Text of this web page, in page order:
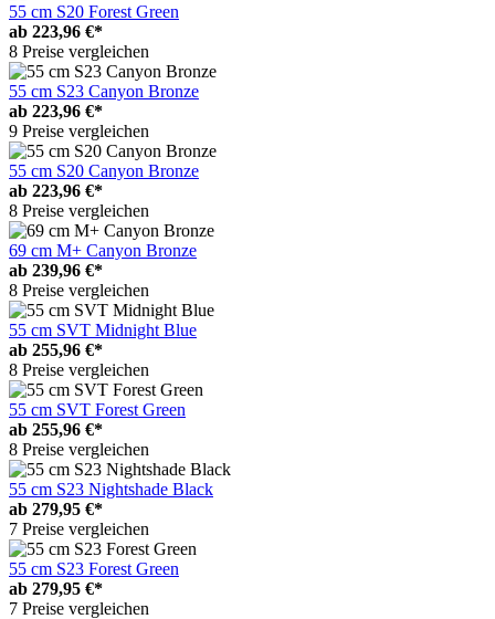
55 cm S20 Forest Green
ab 223,96 €*
8 Preise vergleichen
55 cm S23 Canyon Bronze
ab 223,96 €*
9 Preise vergleichen
55 cm S20 Canyon Bronze
ab 223,96 €*
8 Preise vergleichen
69 cm M+ Canyon Bronze
ab 239,96 €*
8 Preise vergleichen
55 cm SVT Midnight Blue
ab 255,96 €*
8 Preise vergleichen
55 cm SVT Forest Green
ab 255,96 €*
8 Preise vergleichen
55 cm S23 Nightshade Black
ab 279,95 €*
7 Preise vergleichen
55 cm S23 Forest Green
ab 279,95 €*
7 Preise vergleichen